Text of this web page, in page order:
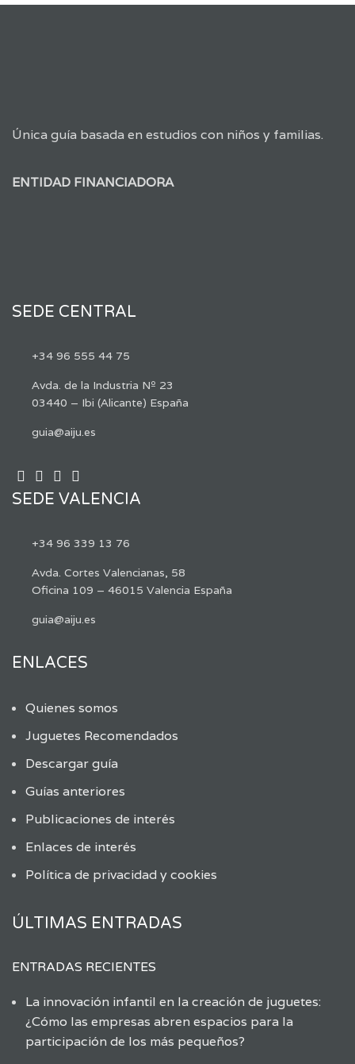
Única guía basada en estudios con niños y familias.
ENTIDAD FINANCIADORA
SEDE CENTRAL
+34 96 555 44 75
Avda. de la Industria Nº 23
03440 – Ibi (Alicante) España
guia@aiju.es
SEDE VALENCIA
+34 96 339 13 76
Avda. Cortes Valencianas, 58
Oficina 109 – 46015 Valencia España
guia@aiju.es
ENLACES
Quienes somos
Juguetes Recomendados
Descargar guía
Guías anteriores
Publicaciones de interés
Enlaces de interés
Política de privacidad y cookies
ÚLTIMAS ENTRADAS
ENTRADAS RECIENTES
La innovación infantil en la creación de juguetes:
¿Cómo las empresas abren espacios para la
participación de los más pequeños?